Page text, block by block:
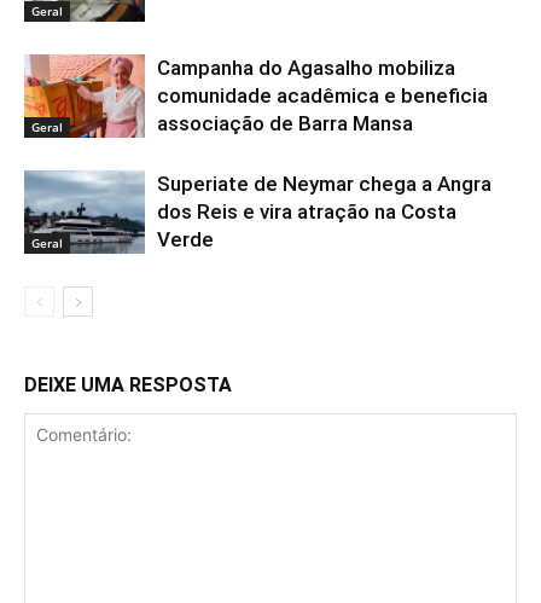
Geral
Geral
Campanha do Agasalho mobiliza
comunidade acadêmica e beneficia
associação de Barra Mansa
Geral
Superiate de Neymar chega a Angra
dos Reis e vira atração na Costa
Verde
DEIXE UMA RESPOSTA